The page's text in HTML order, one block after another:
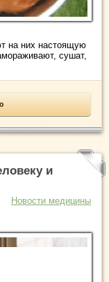
на них настоящую
сушат,
и
Новости медицины